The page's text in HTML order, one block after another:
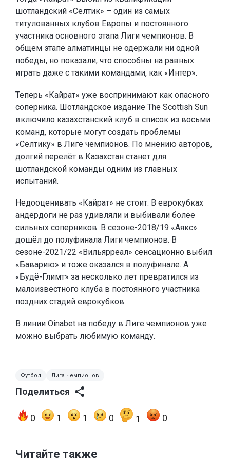
шотландский «Селтик» – один из самых
титулованных клубов Европы и постоянного
участника основного этапа Лиги чемпионов. В
общем этапе алматинцы не одержали ни одной
победы, но показали, что способны на равных
играть даже с такими командами, как «Интер».
Теперь «Кайрат» уже воспринимают как опасного
соперника. Шотландское издание The Scottish Sun
включило казахстанский клуб в список из восьми
команд, которые могут создать проблемы
«Селтику» в Лиге чемпионов. По мнению авторов,
долгий перелёт в Казахстан станет для
шотландской команды одним из главных
испытаний.
Недооценивать «Кайрат» не стоит. В еврокубках
андердоги не раз удивляли и выбивали более
сильных соперников. В сезоне-2018/19 «Аякс»
дошёл до полуфинала Лиги чемпионов. В
сезоне-2021/22 «Вильярреал» сенсационно выбил
«Баварию» и тоже оказался в полуфинале. А
«Будё-Глимт» за несколько лет превратился из
малоизвестного клуба в постоянного участника
поздних стадий еврокубков.
В линии Oinabet на победу в Лиге чемпионов уже
можно выбрать любимую команду.
Футбол Лига чемпионов
Поделиться
0 1 1 0 1 0
Читайте также